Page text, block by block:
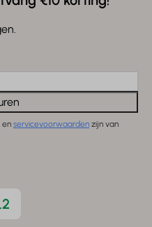
en servicevoorwaarden zijn van